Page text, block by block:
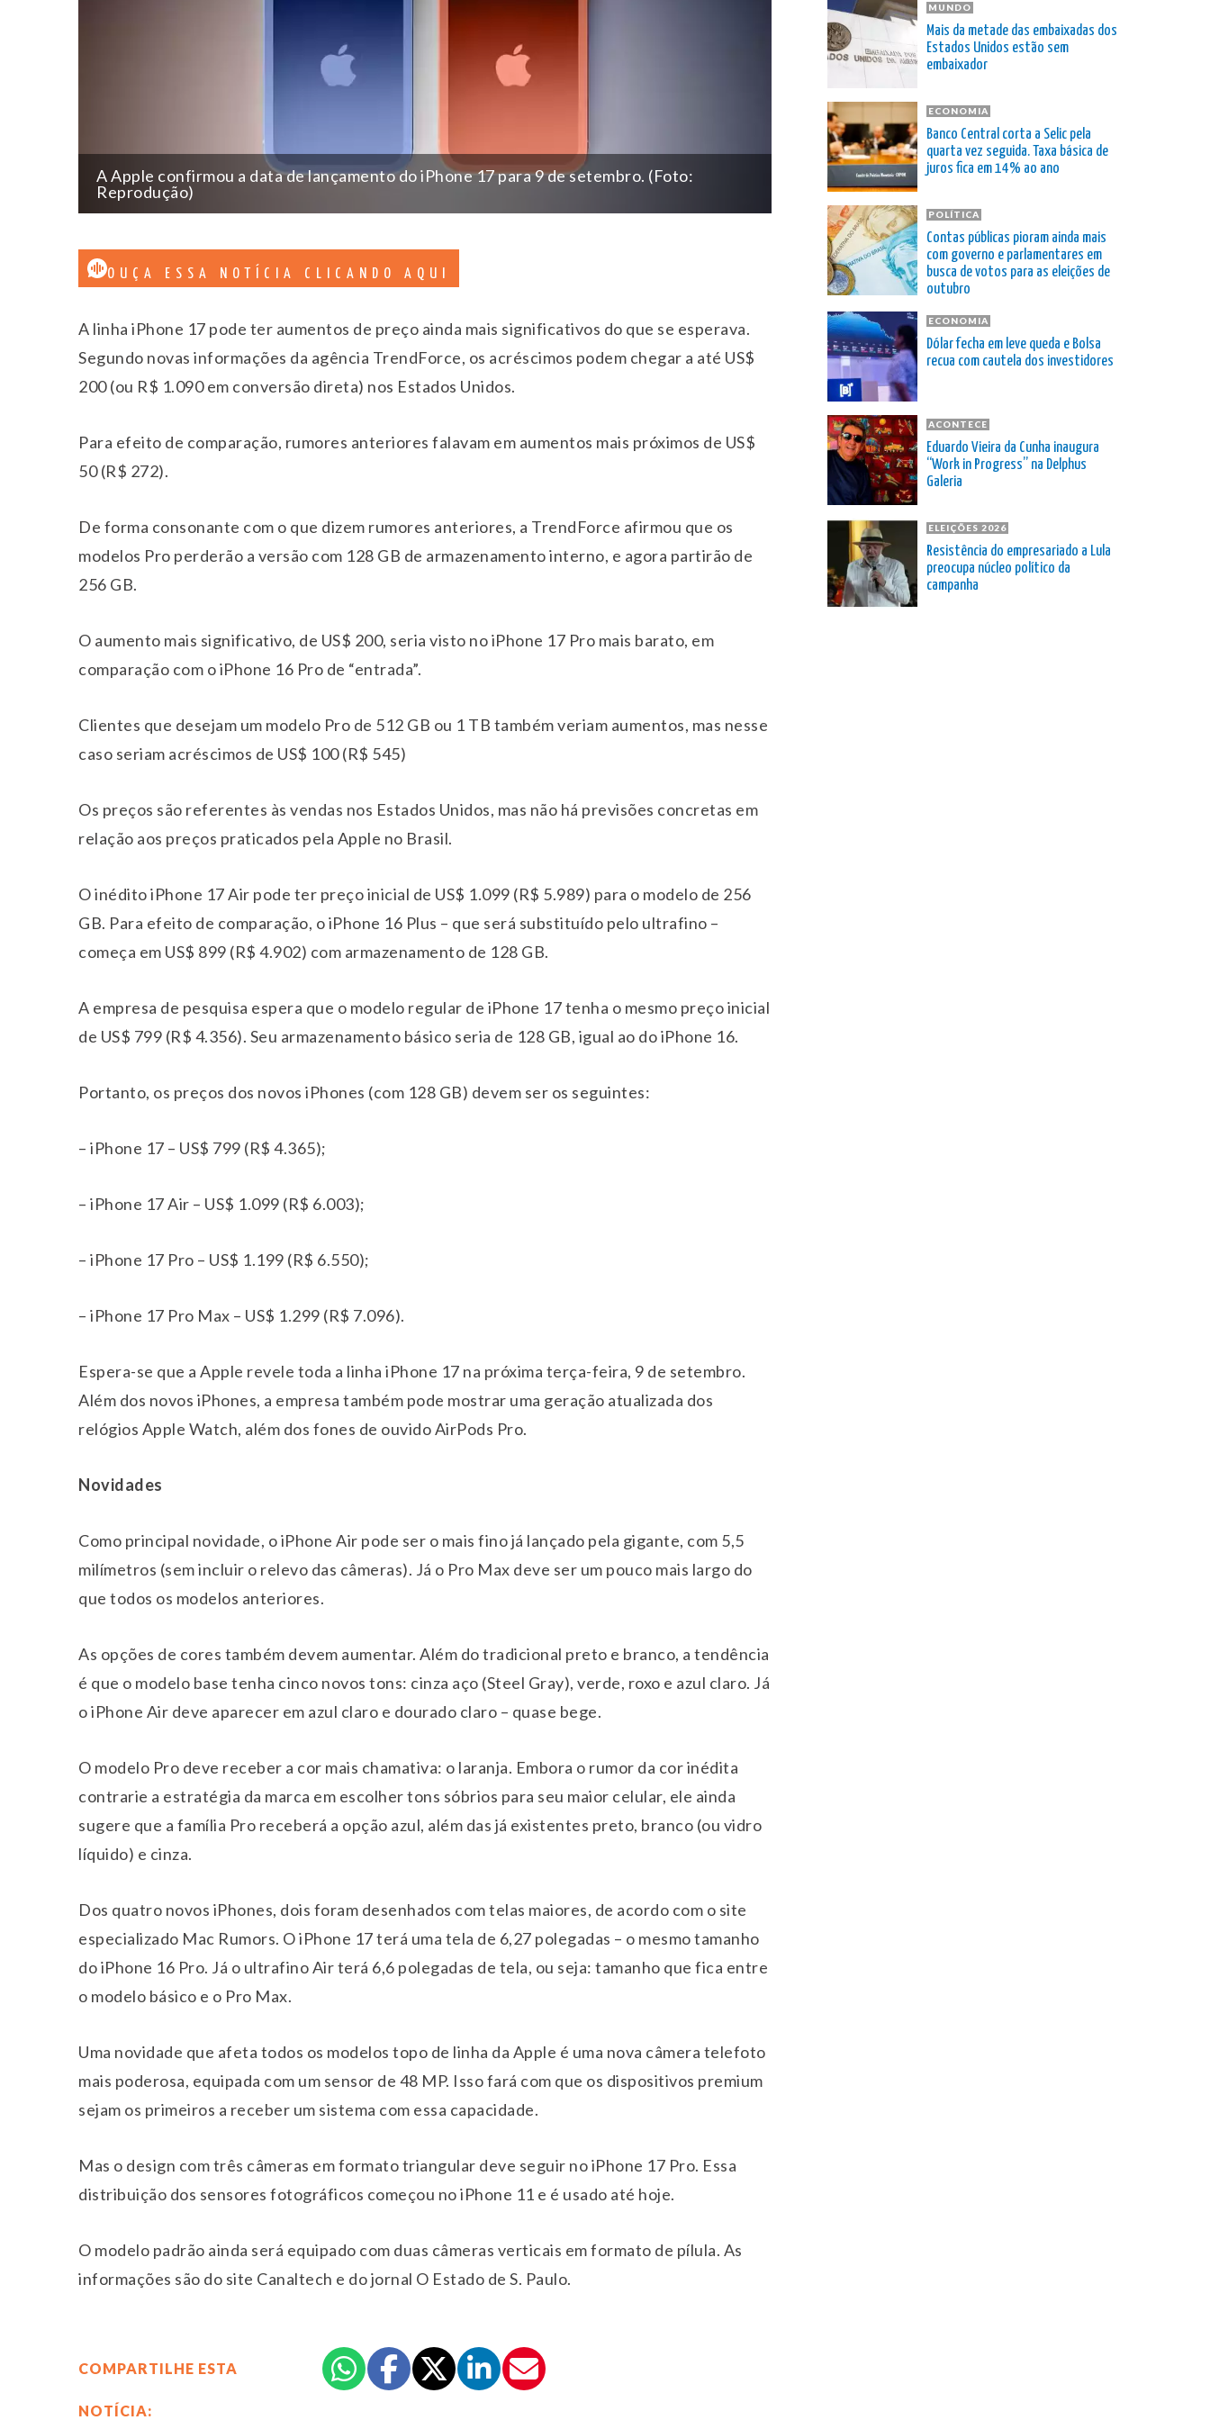
A Apple confirmou a data de lançamento do iPhone 17 para 9 de setembro. (Foto:
Reprodução)
OUÇA ESSA NOTÍCIA CLICANDO AQUI
A linha iPhone 17 pode ter aumentos de preço ainda mais significativos do que se esperava.
Segundo novas informações da agência TrendForce, os acréscimos podem chegar a até US$
200 (ou R$ 1.090 em conversão direta) nos Estados Unidos.
Para efeito de comparação, rumores anteriores falavam em aumentos mais próximos de US$
50 (R$ 272).
De forma consonante com o que dizem rumores anteriores, a TrendForce afirmou que os
modelos Pro perderão a versão com 128 GB de armazenamento interno, e agora partirão de
256 GB.
O aumento mais significativo, de US$ 200, seria visto no iPhone 17 Pro mais barato, em
comparação com o iPhone 16 Pro de “entrada”.
Clientes que desejam um modelo Pro de 512 GB ou 1 TB também veriam aumentos, mas nesse
caso seriam acréscimos de US$ 100 (R$ 545)
Os preços são referentes às vendas nos Estados Unidos, mas não há previsões concretas em
relação aos preços praticados pela Apple no Brasil.
O inédito iPhone 17 Air pode ter preço inicial de US$ 1.099 (R$ 5.989) para o modelo de 256
GB. Para efeito de comparação, o iPhone 16 Plus – que será substituído pelo ultrafino –
começa em US$ 899 (R$ 4.902) com armazenamento de 128 GB.
A empresa de pesquisa espera que o modelo regular de iPhone 17 tenha o mesmo preço inicial
de US$ 799 (R$ 4.356). Seu armazenamento básico seria de 128 GB, igual ao do iPhone 16.
Portanto, os preços dos novos iPhones (com 128 GB) devem ser os seguintes:
– iPhone 17 – US$ 799 (R$ 4.365);
– iPhone 17 Air – US$ 1.099 (R$ 6.003);
– iPhone 17 Pro – US$ 1.199 (R$ 6.550);
– iPhone 17 Pro Max – US$ 1.299 (R$ 7.096).
Espera-se que a Apple revele toda a linha iPhone 17 na próxima terça-feira, 9 de setembro.
Além dos novos iPhones, a empresa também pode mostrar uma geração atualizada dos
relógios Apple Watch, além dos fones de ouvido AirPods Pro.
Novidades
Como principal novidade, o iPhone Air pode ser o mais fino já lançado pela gigante, com 5,5
milímetros (sem incluir o relevo das câmeras). Já o Pro Max deve ser um pouco mais largo do
que todos os modelos anteriores.
As opções de cores também devem aumentar. Além do tradicional preto e branco, a tendência
é que o modelo base tenha cinco novos tons: cinza aço (Steel Gray), verde, roxo e azul claro. Já
o iPhone Air deve aparecer em azul claro e dourado claro – quase bege.
O modelo Pro deve receber a cor mais chamativa: o laranja. Embora o rumor da cor inédita
contrarie a estratégia da marca em escolher tons sóbrios para seu maior celular, ele ainda
sugere que a família Pro receberá a opção azul, além das já existentes preto, branco (ou vidro
líquido) e cinza.
Dos quatro novos iPhones, dois foram desenhados com telas maiores, de acordo com o site
especializado Mac Rumors. O iPhone 17 terá uma tela de 6,27 polegadas – o mesmo tamanho
do iPhone 16 Pro. Já o ultrafino Air terá 6,6 polegadas de tela, ou seja: tamanho que fica entre
o modelo básico e o Pro Max.
Uma novidade que afeta todos os modelos topo de linha da Apple é uma nova câmera telefoto
mais poderosa, equipada com um sensor de 48 MP. Isso fará com que os dispositivos premium
sejam os primeiros a receber um sistema com essa capacidade.
Mas o design com três câmeras em formato triangular deve seguir no iPhone 17 Pro. Essa
distribuição dos sensores fotográficos começou no iPhone 11 e é usado até hoje.
O modelo padrão ainda será equipado com duas câmeras verticais em formato de pílula. As
informações são do site Canaltech e do jornal O Estado de S. Paulo.
COMPARTILHE ESTA
NOTÍCIA:
MUNDO
Mais da metade das embaixadas dos
Estados Unidos estão sem
embaixador
ECONOMIA
Banco Central corta a Selic pela
quarta vez seguida. Taxa básica de
juros fica em 14% ao ano
POLÍTICA
Contas públicas pioram ainda mais
com governo e parlamentares em
busca de votos para as eleições de
outubro
ECONOMIA
Dólar fecha em leve queda e Bolsa
recua com cautela dos investidores
ACONTECE
Eduardo Vieira da Cunha inaugura
“Work in Progress” na Delphus
Galeria
ELEIÇÕES 2026
Resistência do empresariado a Lula
preocupa núcleo político da
campanha